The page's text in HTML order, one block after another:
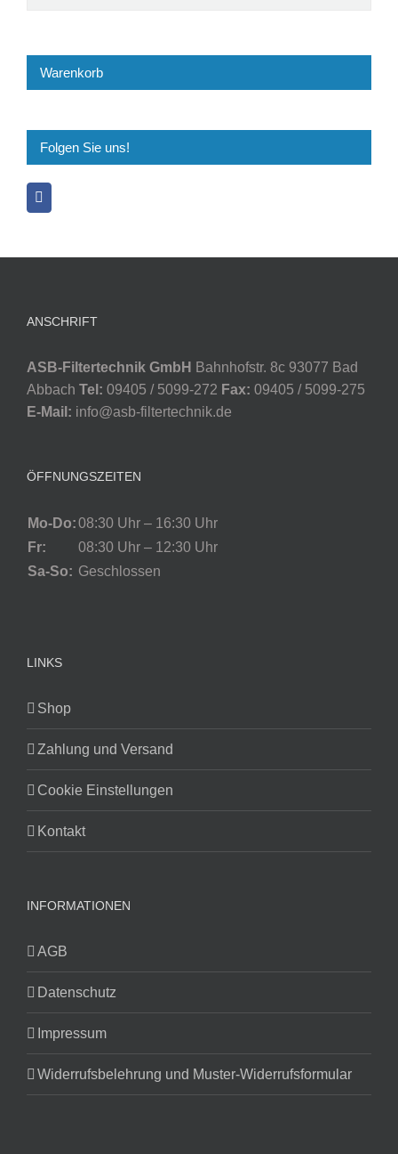
Warenkorb
Folgen Sie uns!
ANSCHRIFT
ASB-Filtertechnik GmbH
Bahnhofstr. 8c 93077 Bad
Abbach Tel: 09405 / 5099-272 Fax: 09405 / 5099-275
E-Mail: info@asb-filtertechnik.de
ÖFFNUNGSZEITEN
Mo-Do:08:30 Uhr – 16:30 Uhr
Fr:
08:30 Uhr – 12:30 Uhr
Sa-So: Geschlossen
LINKS
Shop
Zahlung und Versand
Cookie Einstellungen
Kontakt
INFORMATIONEN
AGB
Datenschutz
Impressum
Widerrufsbelehrung und Muster-Widerrufsformular